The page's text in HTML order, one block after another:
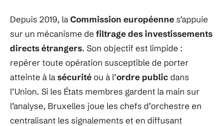
Depuis 2019, laCommission européennes’appuie
sur un mécanisme de filtrage des investissements
directs étrangers. Son objectif est limpide :
repérer toute opération susceptible de porter
atteinte à lasécuritéou à l’ordre publicdans
l’Union. Si les États membres gardent la main sur
l’analyse, Bruxelles joue les chefs d’orchestre en
centralisant les signalements et en diffusant